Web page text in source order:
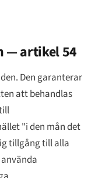
— artikel 54
Den garanterar
att behandlas
"i den mån det
tillgång till alla